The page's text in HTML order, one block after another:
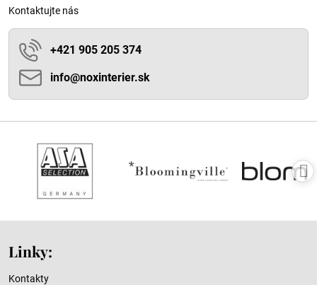
Kontaktujte nás
+421 905 205 374
info​@noxinterier​.sk
Linky:
Kontakty